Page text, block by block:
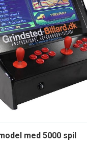
med 5000 spil